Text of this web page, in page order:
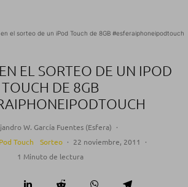
el sorteo de un iPod Touch de 8GB #esferaiphoneipodtouch
EL SORTEO DE UN IPOD
TOUCH DE 8GB
W. García Fuentes (Esfera) ·
Touch Sorteo · 22 noviembre, 2011
·
1 Minuto de lectura